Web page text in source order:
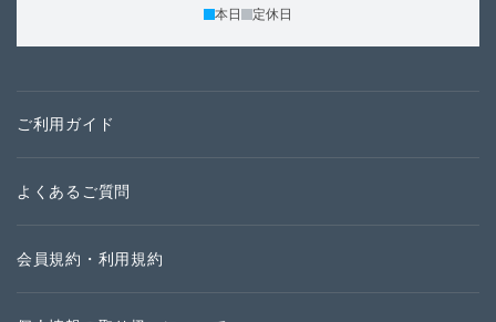
本日 定休日
ご利用ガイド
よくあるご質問
会員規約・利用規約